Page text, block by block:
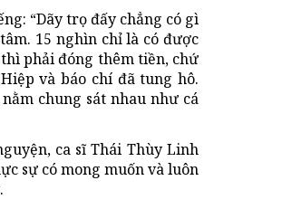
“Dãy trọ đấy chẳng có gì
15 nghìn chỉ là có được
phải đóng thêm tiền, chứ
và báo chí đã tung hô.
chung sát nhau như cá
ca sĩ Thái Thùy Linh
sự có mong muốn và luôn